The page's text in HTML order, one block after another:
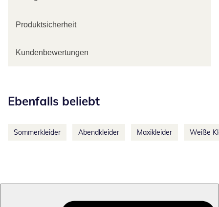
Produktsicherheit
Kundenbewertungen
Ebenfalls beliebt
Sommerkleider Abendkleider Maxikleider Weiße